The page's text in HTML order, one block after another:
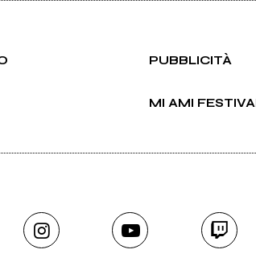
PUBBLICITÀ
MI AMI